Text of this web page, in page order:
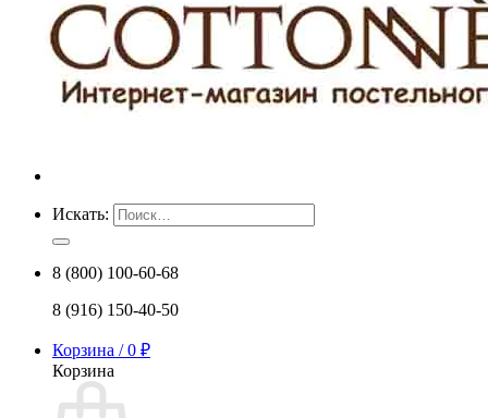
Искать:
8 (800) 100-60-68
8 (916) 150-40-50
Корзина /0 ₽
Корзина